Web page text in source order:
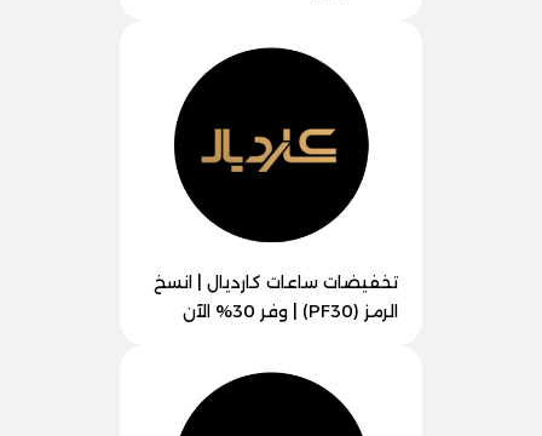
تخفيضات ساعات كارديال | انسخ
الرمز (PF30) | وفر 30% الآن